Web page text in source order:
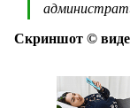
Скриншот ©